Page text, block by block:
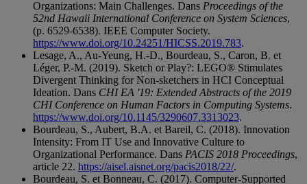
Organizations: Main Challenges. Dans Proceedings of the
52nd Hawaii International Conference on System Sciences,
(p. 6529-6538). IEEE Computer Society.
https://www.doi.org/10.24251/HICSS.2019.783.
Lesage, A., Au-Yeung, H.-D., Bourdeau, S., Caron, B. et
Léger, P.-M. (2019). Sketch or Play?: LEGO® Stimulates
Divergent Thinking for Non-sketchers in HCI Conceptual
Ideation. Dans CHI EA '19: Extended Abstracts of the 2019
CHI Conference on Human Factors in Computing Systems.
https://www.doi.org/10.1145/3290607.3313023.
Bourdeau, S., Aubert, B.A. et Bareil, C. (2018). Innovation
Intensity: From IT Use and Innovative Culture to
Organizational Performance. Dans PACIS 2018 Proceedings,
article 22. https://aisel.aisnet.org/pacis2018/22/.
Bourdeau, S. et Bonneau, C. (2017). Computer-Supported